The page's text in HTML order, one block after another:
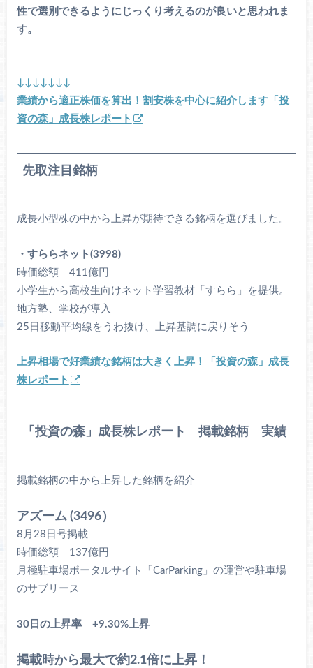
性で選別できるようにじっくり考えるのが良いと思われま
す。
↓↓↓↓↓↓↓
業績から適正株価を算出！割安株を中心に紹介します「投
資の森」成長株レポート
先取注目銘柄
成長小型株の中から上昇が期待できる銘柄を選びました。
・すららネット(3998)
時価総額 411億円
小学生から高校生向けネット学習教材「すらら」を提供。
地方塾、学校が導入
25日移動平均線をうわ抜け、上昇基調に戻りそう
上昇相場で好業績な銘柄は大きく上昇！「投資の森」成長
株レポート
「投資の森」成長株レポート 掲載銘柄 実績
掲載銘柄の中から上昇した銘柄を紹介
アズーム (3496）
8月28日号掲載
時価総額 137億円
月極駐車場ポータルサイト「CarParking」の運営や駐車場
のサブリース
30日の上昇率 +9.30%上昇
掲載時から最大で約2.1倍に上昇！